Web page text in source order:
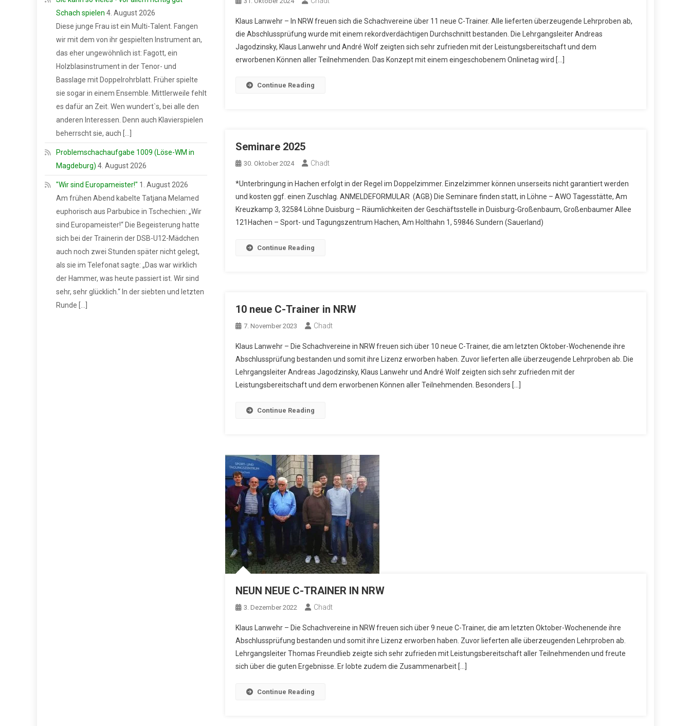
Klaus Lanwehr – In NRW freuen sich die Schachvereine über 11 neue C-Trainer. Alle lieferten überzeugende Lehrproben ab,
die Abschlussprüfung wurde mit einem rekordverdächtigen Durchschnitt bestanden. Die Lehrgangsleiter Andreas
Jagodzinsky, Klaus Lanwehr und André Wolf zeigten sich sehr zufrieden mit der Leistungsbereitschaft und dem
erworbenen Können aller Teilnehmenden. Das Konzept mit einem eingeschobenem Onlinetag wird […]
Continue Reading
Seminare 2025
30. Oktober 2024 Chadt
*Unterbringung in Hachen erfolgt in der Regel im Doppelzimmer. Einzelzimmer können unserseits nicht garantiert werden
und kosten ggf. einen Zuschlag. ANMELDEFORMULAR (AGB) Die Seminare finden statt, in Löhne – AWO Tagesstätte, Am
Kreuzkamp 3, 32584 Löhne Duisburg – Räumlichkeiten der Geschäftsstelle in Duisburg-Großenbaum, Großenbaumer Allee
121Hachen – Sport- und Tagungszentrum Hachen, Am Holthahn 1, 59846 Sundern (Sauerland)
Continue Reading
10 neue C-Trainer in NRW
7. November 2023 Chadt
Klaus Lanwehr – Die Schachvereine in NRW freuen sich über 10 neue C-Trainer, die am letzten Oktober-Wochenende ihre
Abschlussprüfung bestanden und somit ihre Lizenz erworben haben. Zuvor lieferten alle überzeugende Lehrproben ab. Die
Lehrgangsleiter Andreas Jagodzinsky, Klaus Lanwehr und André Wolf zeigten sich sehr zufrieden mit der
Leistungsbereitschaft und dem erworbenen Können aller Teilnehmenden. Besonders […]
Continue Reading
NEUN NEUE C-TRAINER IN NRW
3. Dezember 2022 Chadt
Klaus Lanwehr – Die Schachvereine in NRW freuen sich über 9 neue C-Trainer, die am letzten Oktober-Wochenende ihre
Abschlussprüfung bestanden und somit ihre Lizenz erworben haben. Zuvor lieferten alle überzeugenden Lehrproben ab.
Lehrgangsleiter Thomas Freundlieb zeigte sich sehr zufrieden mit Leistungsbereitschaft aller Teilnehmenden und freute
sich über die guten Ergebnisse. Er lobte zudem die Zusammenarbeit […]
Continue Reading
Schach spielen 4. August 2026
Diese junge Frau ist ein Multi-Talent. Fangen
wir mit dem von ihr gespielten Instrument an,
das eher ungewöhnlich ist: Fagott, ein
Holzblasinstrument in der Tenor- und
Basslage mit Doppelrohrblatt. Früher spielte
sie sogar in einem Ensemble. Mittlerweile fehlt
es dafür an Zeit. Wen wundert`s, bei alle den
anderen Interessen. Denn auch Klavierspielen
beherrscht sie, auch […]
Problemschachaufgabe 1009 (Löse-WM in
Magdeburg) 4. August 2026
"Wir sind Europameister!" 1. August 2026
Am frühen Abend kabelte Tatjana Melamed
euphorisch aus Parbubice in Tschechien: „Wir
sind Europameister!“ Die Begeisterung hatte
sich bei der Trainerin der DSB-U12-Mädchen
auch noch zwei Stunden später nicht gelegt,
als sie im Telefonat sagte: „Das war wirklich
der Hammer, was heute passiert ist. Wir sind
sehr, sehr glücklich.“ In der siebten und letzten
Runde […]